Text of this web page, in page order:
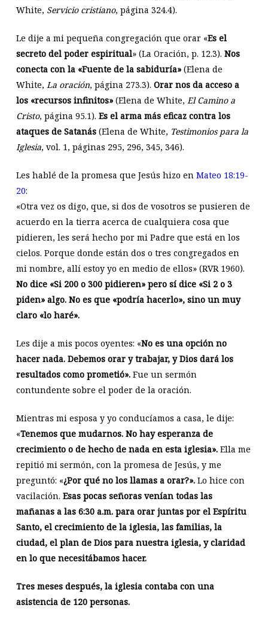
White, Servicio cristiano, página 324.4).
Le dije a mi pequeña congregación que orar «Es el
secreto del poder espiritual» (La Oración, p. 12.3). Nos
conecta con la «Fuente de la sabiduría»(Elena de
White, La oración, página 273.3). Orar nos da acceso a
los «recursos infinitos»(Elena de White, El Camino a
Cristo, página 95.1). Es el arma más eficaz contra los
ataques de Satanás(Elena de White, Testimonios para la
Iglesia, vol. 1, páginas 295, 296, 345, 346).
Les hablé de la promesa que Jesús hizo en Mateo 18:19-
20:
«Otra vez os digo, que, si dos de vosotros se pusieren de
acuerdo en la tierra acerca de cualquiera cosa que
pidieren, les será hecho por mi Padre que está en los
cielos. Porque donde están dos o tres congregados en
mi nombre, allí estoy yo en medio de ellos» (RVR 1960).
No dice «Si 200o 300 pidieren» pero sí dice «Si 2o 3
piden» algo. No es que «podría hacerlo», sino un muy
claro «lo haré».
Les dije a mis pocos oyentes: «No es una opción no
hacer nada. Debemos orar y trabajar, y Dios dará los
resultados como prometió».Fue un sermón
contundente sobre el poder de la oración.
Mientras mi esposa y yo conducíamos a casa, le dije:
«Tenemos que mudarnos. No hay esperanza de
crecimiento o de hecho de nada en esta iglesia».Ella me
repitió mi sermón, con la promesa de Jesús, y me
preguntó: «¿Por qué no los llamas a orar?».Lo hice con
vacilación. Esas pocas señoras venían todas las
mañanas a las 6:30 a.m. para orar juntas por el Espíritu
Santo, el crecimiento de la iglesia, las familias, la
ciudad, el plan de Dios para nuestra iglesia, y claridad
en lo que necesitábamos hacer.
Tres meses después, la iglesia contaba con una
asistencia de 120 personas.